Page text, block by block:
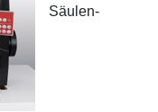
Säulen-